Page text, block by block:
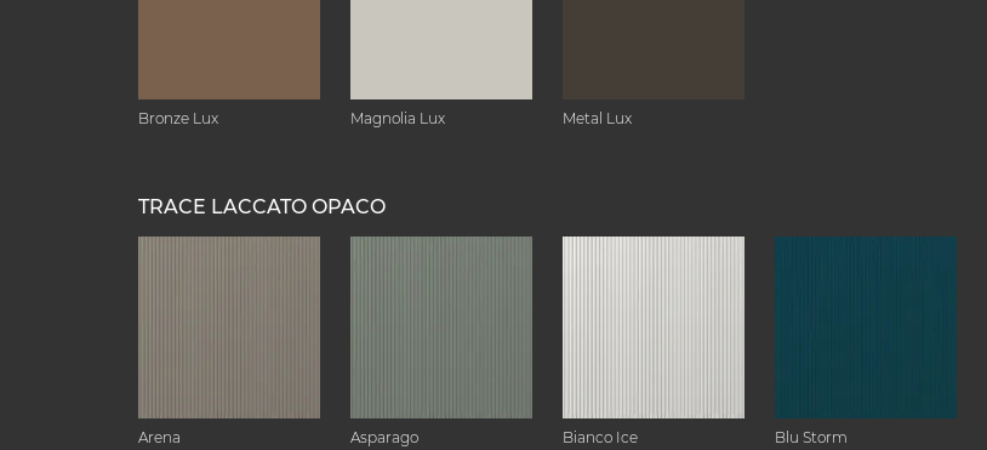
Bronze Lux Magnolia Lux Metal Lux
TRACE LACCATO OPACO
Arena Asparago Bianco Ice Blu Storm